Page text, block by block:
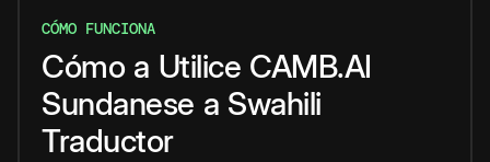
CÓMO FUNCIONA
Cómo a Utilice CAMB.AI
Sundanese a Swahili
Traductor